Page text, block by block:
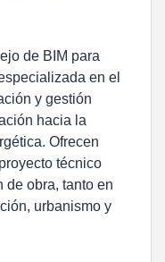
de BIM para
en el
y gestión
hacia la
Ofrecen
técnico
de obra, tanto en
urbanismo y